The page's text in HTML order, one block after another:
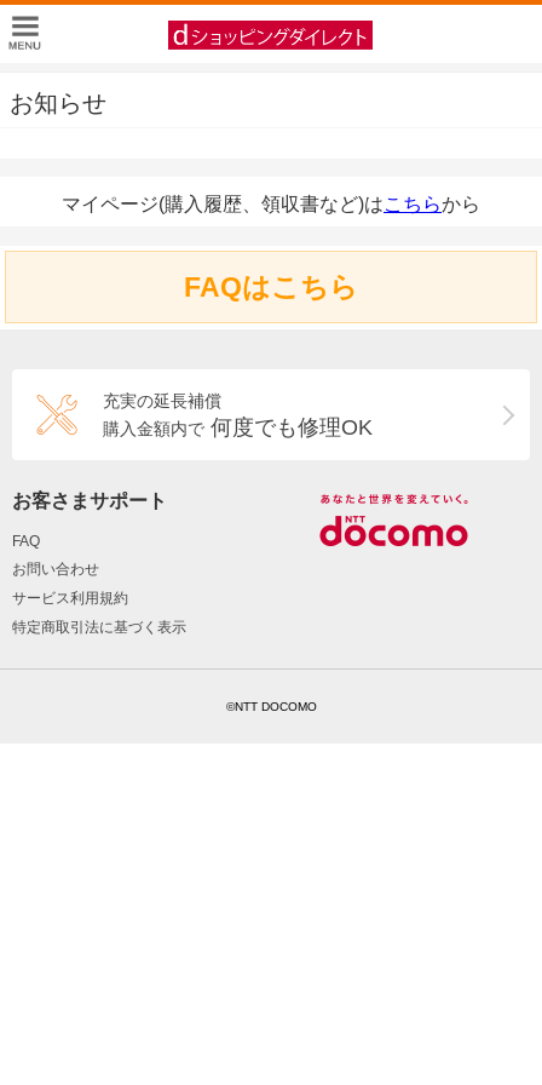
お知らせ
マイページ(購入履歴、領収書など)はこちらから
FAQはこちら
充実の延長補償
購入金額内で 何度でも修理OK
お客さまサポート
FAQ
お問い合わせ
サービス利用規約
特定商取引法に基づく表示
©NTT DOCOMO